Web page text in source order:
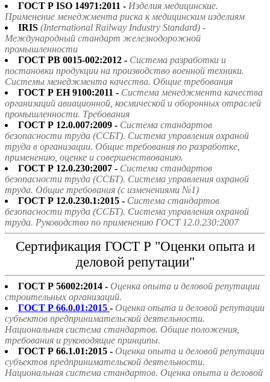
ГОСТ Р ISO 14971:2011 - Изделия медицинские.
Применение менеджмента риска к медицинским изделиям
IRIS (International Railway Industry Standard) -
Международный стандарт железнодорожной
промышленности
ГОСТ РВ 0015-002:2012 - Система разработки и
постановки продукции на производство военной техники.
Системы менеджмента качества. Общие требования
ГОСТ Р ЕН 9100:2011 - Система менеджмента качества
организаций авиационной, космической и оборонных отраслей
промышленности. Требования
ГОСТ Р 12.0.007:2009 - Система стандартов
безопасности труда (ССБТ). Система управления охраной
труда в организации. Общие требования по разработке,
применению, оценке и совершенствованию.
ГОСТ Р 12.0.230:2007 - Система стандартов
безопасности труда (ССБТ). Система управления охраной
труда. Общие требования (с изменениями №1)
ГОСТ Р 12.0.230.1:2015 - Система стандартов
безопасности труда (ССБТ). Система управления охраной
труда. Руководство по применению ГОСТ 12.0.230:2007
Сертификация ГОСТ Р "Оценки опыта и
деловой репутации"
ГОСТ Р 56002:2014 - Оценка опыта и деловой репутации
строительных организаций.
ГОСТ Р 66.0.01:2015 - Оценка опыта и деловой репутации
субъектов предпринимательской деятельности.
Национальная система стандартов. Общие положения,
требования и руководящие принципы.
ГОСТ Р 66.1.01:2015 - Оценка опыта и деловой репутации
субъектов предпринимательской деятельности.
Национальная система стандартов. Оценка опыта и деловой